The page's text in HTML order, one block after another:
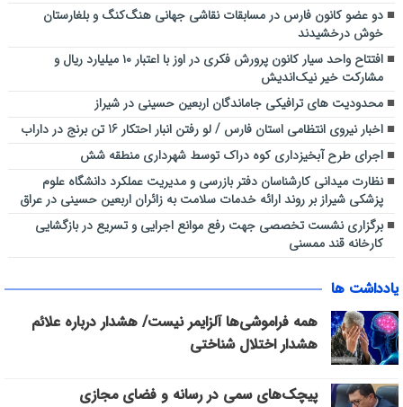
دو عضو کانون فارس در مسابقات نقاشی جهانی هنگ‌کنگ و بلغارستان
خوش درخشیدند
افتتاح واحد سیار کانون پرورش فکری در اوز با اعتبار ۱۰ میلیارد ریال و
مشارکت خیر نیک‌اندیش
محدودیت های ترافیکی جاماندگان اربعین حسینی در شیراز
اخبار نیروی انتظامی استان فارس / لو رفتن انبار احتکار 16 تن برنج در داراب
اجرای طرح آبخیزداری کوه دراک توسط شهرداری منطقه شش
نظارت میدانی کارشناسان دفتر بازرسی و مدیریت عملکرد دانشگاه علوم
پزشکی شیراز بر روند ارائه خدمات سلامت به زائران اربعین حسینی در عراق
برگزاری نشست تخصصی جهت رفع موانع اجرایی و تسریع در بازگشایی
کارخانه قند ممسنی
یادداشت ها
همه فراموشی‌ها آلزایمر نیست/ هشدار درباره علائم
هشدار اختلال شناختی
پیچک‌های سمی در رسانه و فضای مجازی